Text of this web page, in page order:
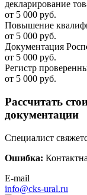
декларирование
от 5 000 руб.
Повышение
от 5 000 руб.
Документация
от 5 000 руб.
Регистр
от 5 000 руб.
Рассчитать
документации
Специалист
Ошибка:
E-mail
info@cks-ural.ru